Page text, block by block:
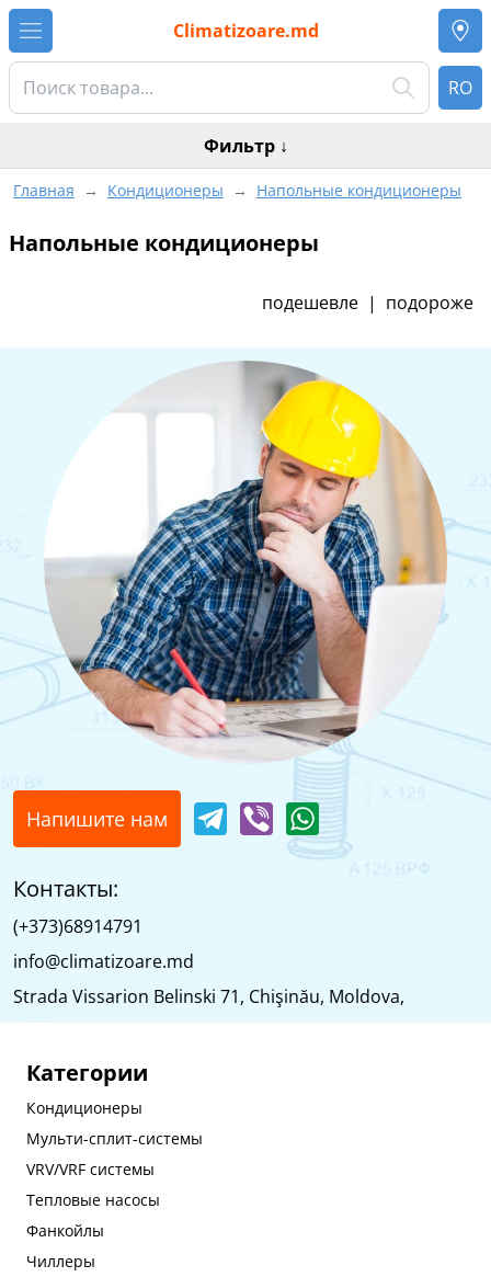
Climatizoare.md
RO
Главная → Кондиционеры → Напольные кондиционеры
Напольные кондиционеры
подешевле | подороже
Фильтр ↓
Напишите нам
Контакты:
(+373)68914791
info@climatizoare.md
Strada Vissarion Belinski 71, Chişinău, Moldova,
Категории
Кондиционеры
Мульти-сплит-системы
VRV/VRF системы
Тепловые насосы
Фанкойлы
Чиллеры